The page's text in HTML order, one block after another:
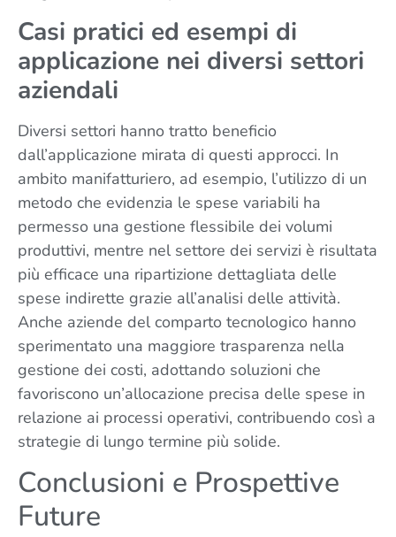
Casi pratici ed esempi di
applicazione nei diversi settori
aziendali
Diversi settori hanno tratto beneficio
dall’applicazione mirata di questi approcci. In
ambito manifatturiero, ad esempio, l’utilizzo di un
metodo che evidenzia le spese variabili ha
permesso una gestione flessibile dei volumi
produttivi, mentre nel settore dei servizi è risultata
più efficace una ripartizione dettagliata delle
spese indirette grazie all’analisi delle attività.
Anche aziende del comparto tecnologico hanno
sperimentato una maggiore trasparenza nella
gestione dei costi, adottando soluzioni che
favoriscono un’allocazione precisa delle spese in
relazione ai processi operativi, contribuendo così a
strategie di lungo termine più solide.
Conclusioni e Prospettive
Future